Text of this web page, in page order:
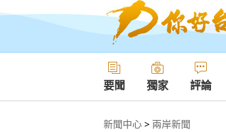
要聞 獨家 評論
新聞中心> 兩岸新聞